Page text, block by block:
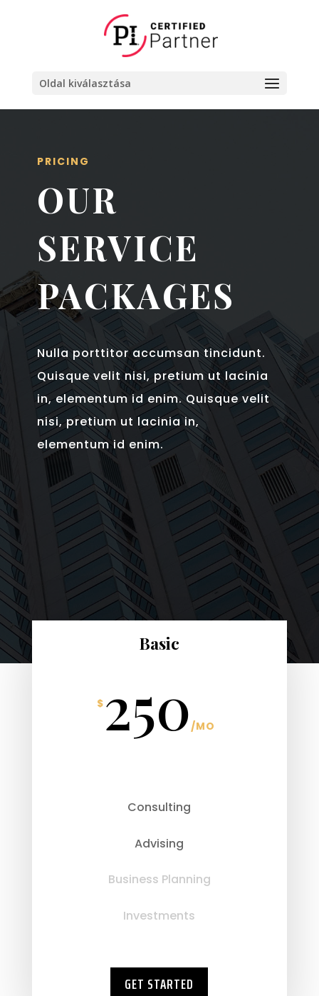
Oldal kiválasztása
PRICING
OUR
SERVICE
PACKAGES
Nulla porttitor accumsan tincidunt.
Quisque velit nisi, pretium ut lacinia
in, elementum id enim. Quisque velit
nisi, pretium ut lacinia in,
elementum id enim.
Basic
$ 250/MO
Consulting
Advising
Business Planning
Investments
GET STARTED